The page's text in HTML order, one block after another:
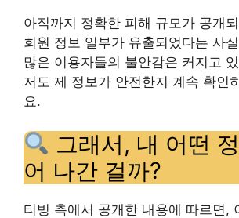
아직까지 정확한 피해 규모가 공개
회원 정보 일부가 유출되었다는 사
많은 이용자들의 불안감은 커지고
저도 제 정보가 안전한지 계속 확인
요.
그래서, 내 어떤
어 나간 걸까?
티빙 측에서 공개한 내용에 따르면,